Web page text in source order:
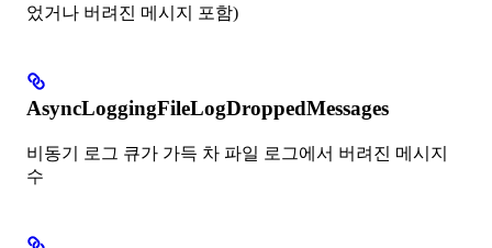
었거나 버려진 메시지 포함)
AsyncLoggingFileLogDroppedMessages
비동기 로그 큐가 가득 차 파일 로그에서 버려진 메시지
수